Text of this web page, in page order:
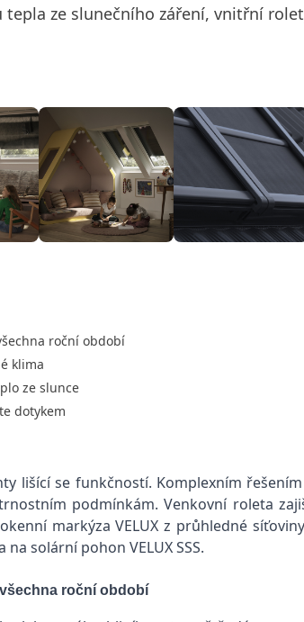
tepla ze slunečního záření, vnitřní
roční období
klima
ze slunce
dotykem
lišící se funkčností. Komplexním
podmínkám. Venkovní roleta
markýza VELUX z průhledné
solární pohon VELUX SSS.
roční období